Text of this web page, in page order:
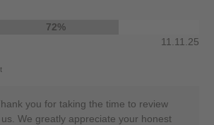
72%
11.11.25
you for taking the time to review
We greatly appreciate your honest